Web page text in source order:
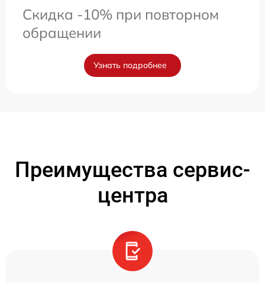
Скидка -10% при повторном
обращении
Узнать подробнее
Преимущества сервис-
центра